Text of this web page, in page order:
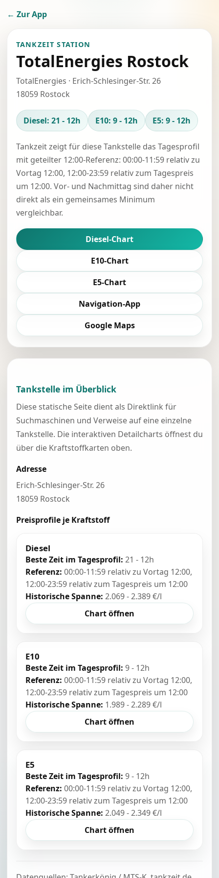
← Zur App
TANKZEIT STATION
TotalEnergies Rostock
TotalEnergies · Erich-Schlesinger-Str. 26
18059 Rostock
Diesel: 21 - 12h E10: 9 - 12h E5: 9 - 12h
Tankzeit zeigt für diese Tankstelle das Tagesprofil
mit geteilter 12:00-Referenz: 00:00-11:59 relativ zu
Vortag 12:00, 12:00-23:59 relativ zum Tagespreis
um 12:00. Vor- und Nachmittag sind daher nicht
direkt als ein gemeinsames Minimum
vergleichbar.
Diesel-Chart
E10-Chart
E5-Chart
Navigation-App
Google Maps
Tankstelle im Überblick
Diese statische Seite dient als Direktlink für
Suchmaschinen und Verweise auf eine einzelne
Tankstelle. Die interaktiven Detailcharts öffnest du
über die Kraftstoffkarten oben.
Adresse
Erich-Schlesinger-Str. 26
18059 Rostock
Preisprofile je Kraftstoff
Diesel
Beste Zeit im Tagesprofil: 21 - 12h
Referenz: 00:00-11:59 relativ zu Vortag 12:00,
12:00-23:59 relativ zum Tagespreis um 12:00
Historische Spanne: 2.069 - 2.389 €/l
Chart öffnen
E10
Beste Zeit im Tagesprofil: 9 - 12h
Referenz: 00:00-11:59 relativ zu Vortag 12:00,
12:00-23:59 relativ zum Tagespreis um 12:00
Historische Spanne: 1.989 - 2.289 €/l
Chart öffnen
E5
Beste Zeit im Tagesprofil: 9 - 12h
Referenz: 00:00-11:59 relativ zu Vortag 12:00,
12:00-23:59 relativ zum Tagespreis um 12:00
Historische Spanne: 2.049 - 2.349 €/l
Chart öffnen